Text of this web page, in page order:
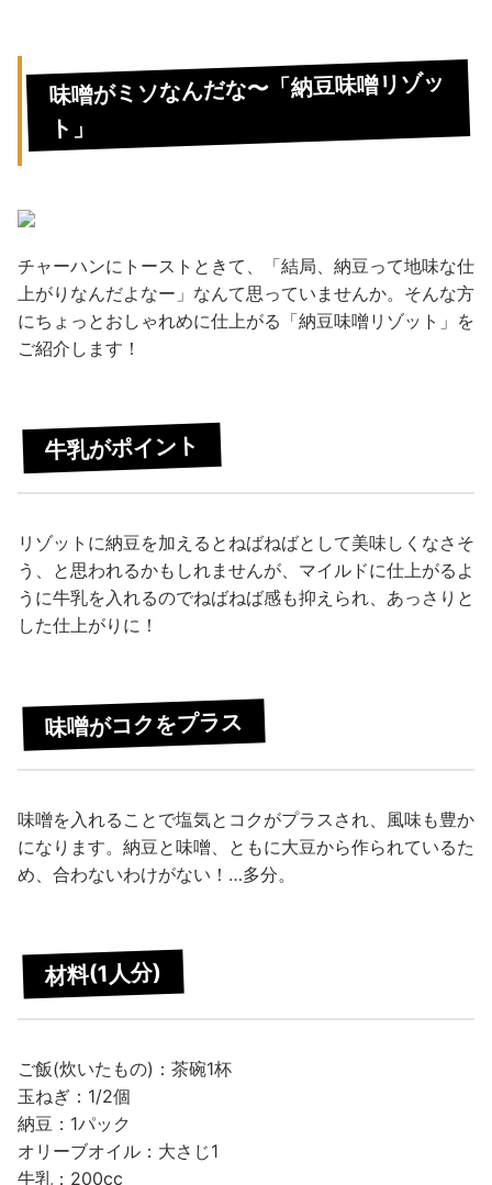
味噌がミソなんだな〜「納豆味噌リゾッ
ト」
チャーハンにトーストときて、「結局、納豆って地味な仕
上がりなんだよなー」なんて思っていませんか。そんな方
にちょっとおしゃれめに仕上がる「納豆味噌リゾット」を
ご紹介します！
牛乳がポイント
リゾットに納豆を加えるとねばねばとして美味しくなさそ
う、と思われるかもしれませんが、マイルドに仕上がるよ
うに牛乳を入れるのでねばねば感も抑えられ、あっさりと
した仕上がりに！
味噌がコクをプラス
味噌を入れることで塩気とコクがプラスされ、風味も豊か
になります。納豆と味噌、ともに大豆から作られているた
め、合わないわけがない！…多分。
材料(1人分)
ご飯(炊いたもの)：茶碗1杯
玉ねぎ：1/2個
納豆：1パック
オリーブオイル：大さじ1
牛乳：200cc